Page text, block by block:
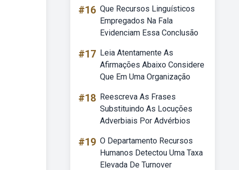
#16 Que Recursos Linguísticos
Empregados Na Fala
Evidenciam Essa Conclusão
#17 Leia Atentamente As
Afirmações Abaixo Considere
Que Em Uma Organização
#18 Reescreva As Frases
Substituindo As Locuções
Adverbiais Por Advérbios
#19 O Departamento Recursos
Humanos Detectou Uma Taxa
Elevada De Turnover